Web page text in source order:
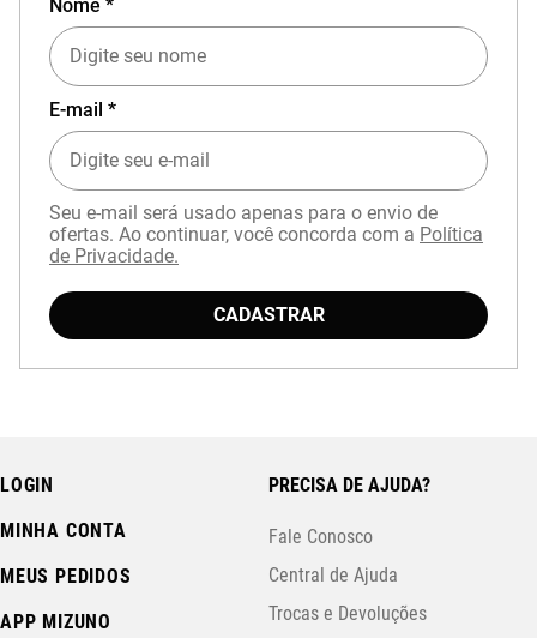
Nome *
E-mail *
Seu e-mail será usado apenas para o envio de
ofertas. Ao continuar, você concorda com a Política
de Privacidade.
CADASTRAR
LOGIN
MINHA CONTA
MEUS PEDIDOS
APP MIZUNO
PRECISA DE AJUDA?
Fale Conosco
Central de Ajuda
Trocas e Devoluções